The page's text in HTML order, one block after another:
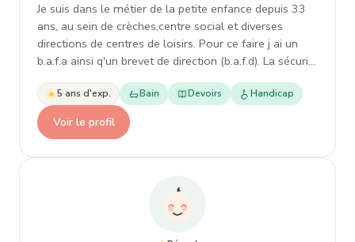
Je suis dans le métier de la petite enfance depuis 33
ans, au sein de crèches,centre social et diverses
directions de centres de loisirs. Pour ce faire j ai un
b.a.f.a ainsi q'un brevet de direction (b.a.f.d). La sécuri…
5 ans d'exp. Bain Devoirs Handicap
Voir le profil